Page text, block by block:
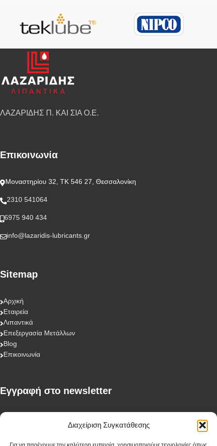
Διαχείριση Συγκατάθεσης
ΛΑΖΑΡΙΔΗΣ Π. ΚΑΙ ΣΙΑ Ο.Ε.
Επικοινωνία
Μοναστηρίου 32, ΤΚ 546 27, Θεσσαλονίκη
2310 541064
6975 940 434
info@lazaridis-lubricants.gr
Sitemap
Αρχική
Εταιρεία
Λιπαντικά
Επεξεργασία Μετάλλων
Blog
Επικοινωνία
Eγγραφή στο newsletter
First Name